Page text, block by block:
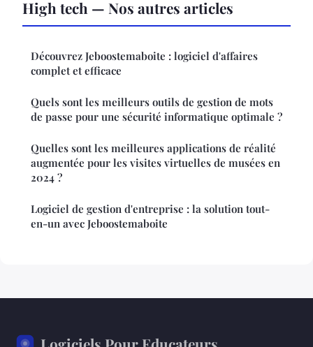
High tech — Nos autres articles
Découvrez Jeboostemaboite : logiciel d'affaires
complet et efficace
Quels sont les meilleurs outils de gestion de mots
de passe pour une sécurité informatique optimale ?
Quelles sont les meilleures applications de réalité
augmentée pour les visites virtuelles de musées en
2024 ?
Logiciel de gestion d'entreprise : la solution tout-
en-un avec Jeboostemaboite